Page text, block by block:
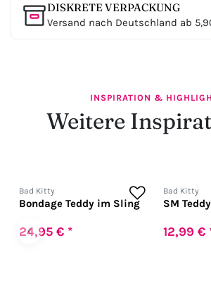
DISKRETE VERPACKUNG
Versand nach Deutschland ab
INSPIRATION &
Weitere
‹
Bad Kitty
Bondage Teddy im Sling
24,95 € *
Bad Kitty
SM
12,99 €